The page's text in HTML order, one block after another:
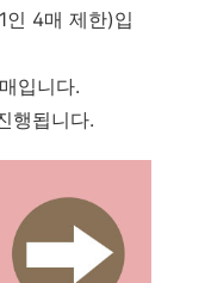
인 4매 제한)입
입니다.
행됩니다.